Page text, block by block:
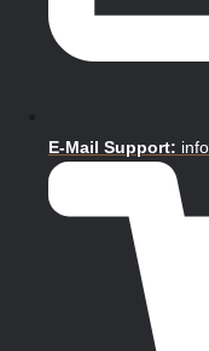
E-Mail Support: